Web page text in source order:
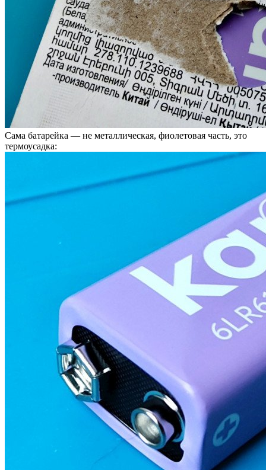
Сама батарейка — не металлическая, фиолетовая часть, это
термоусадка: